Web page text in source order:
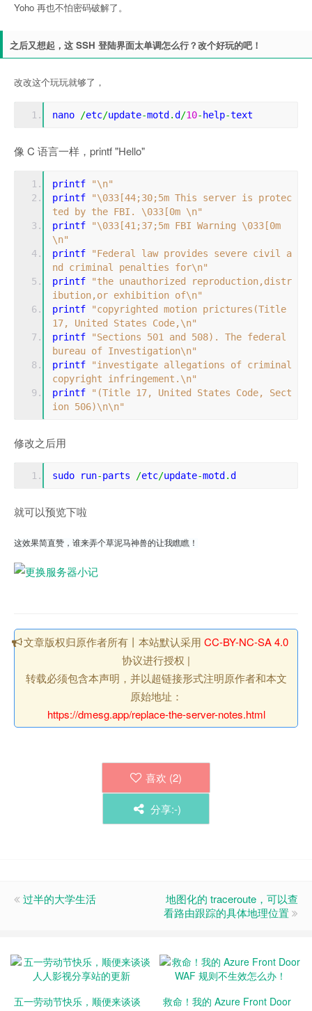
Yoho 再也不怕密码破解了。
之后又想起，这 SSH 登陆界面太单调怎么行？改个好玩的吧！
改改这个玩玩就够了，
nano /etc/update-motd .d /10- help-text
像 C 语言一样，printf "Hello"
printf
"\n"
printf
"\033[44;30;5m This server is protec
ted by the FBI. \033[0m \n"
printf
"\033[41;37;5m FBI Warning \033[0m
\n"
printf
"Federal law provides severe civil a
nd criminal penalties for\n"
printf
"the unauthorized reproduction,distr
ibution,or exhibition of\n"
printf
"copyrighted motion prictures(Title
17, United States Code,\n"
printf
"Sections 501 and 508). The federal
bureau of Investigation\n"
printf
"investigate allegations of criminal
copyright infringement.\n"
printf
"(Title 17, United States Code, Sect
ion 506)\n\n"
修改之后用
sudo run-parts /etc/update-motd .d
就可以预览下啦
这效果简直赞，谁来弄个草泥马神兽的让我瞧瞧！
文章版权归原作者所有丨本站默认采用 CC-BY-NC-SA 4.0
协议进行授权 |
转载必须包含本声明，并以超链接形式注明原作者和本文
原始地址：
https://dmesg.app/replace-the-server-notes.html
喜欢 (2)
分享:-)
过半的大学生活
地图化的 traceroute，可以查
看路由跟踪的具体地理位置
五一劳动节快乐，顺便来谈谈
救命！我的 Azure Front Door